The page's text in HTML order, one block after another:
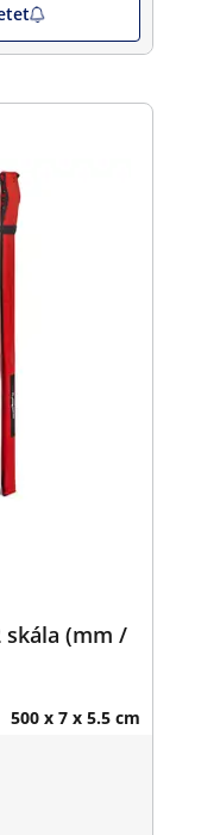
skála (mm /
500 x 7 x 5.5 cm